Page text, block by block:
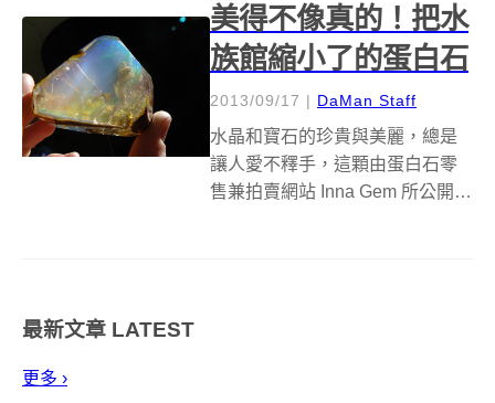
挖，而它則是從天...
美得不像真的！把水
族館縮小了的蛋白石
2013/09/17 | DaMan Staff
水晶和寶石的珍貴與美麗，總是
讓人愛不釋手，這顆由蛋白石零
售兼拍賣網站 Inna Gem 所公開的
最新文章 LATEST
更多 ›